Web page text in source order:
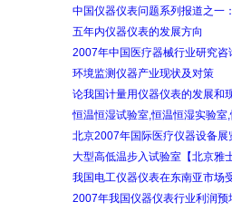
中国仪器仪表问题系列报道之一
五年内仪器仪表的发展方向
2007年中国医疗器械行业研究咨
环境监测仪器产业现状及对策
论我国计量用仪器仪表的发展和
恒温恒湿试验室,恒温恒湿实验室
北京2007年国际医疗仪器设备展
大型高低温步入试验室【北京雅
我国电工仪器仪表在东南亚市场
2007年我国仪器仪表行业利润预